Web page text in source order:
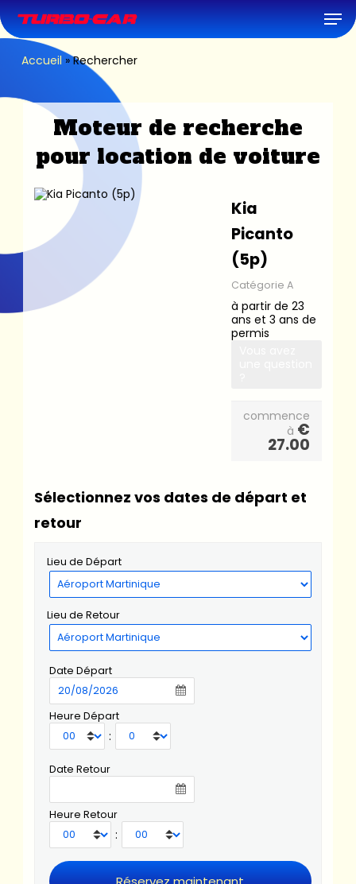
to
main
content
Accueil »Rechercher
Moteur de recherche
pour location de voiture
Kia
Picanto
(5p)
Catégorie A
à partir de 23
ans et 3 ans de
permis
commence
à €
27.00
Sélectionnez vos dates de départ et
retour
Lieu de Départ
Lieu de Retour
Date Départ
Heure Départ
:
Date Retour
Heure Retour
: